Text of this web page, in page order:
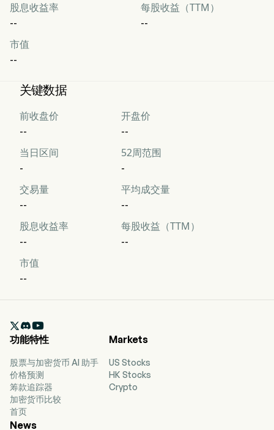
股息收益率
--
每股收益（TTM）
--
市值
--
关键数据
前收盘价
--
开盘价
--
当日区间
-
52周范围
-
交易量
--
平均成交量
--
股息收益率
--
每股收益（TTM）
--
市值
--

功能特性
股票与加密货币 AI 助手
价格预测
筹款追踪器
加密货币比较
首页
Markets
US Stocks
HK Stocks
Crypto
News